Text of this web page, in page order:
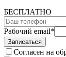
БЕСПЛАТНО
Рабочий email*
Согласен на